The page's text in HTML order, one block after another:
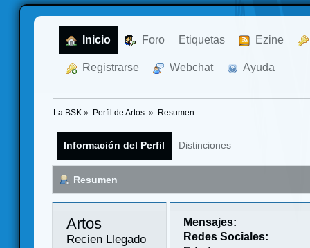
Inicio Foro Etiquetas Ezine
Registrarse Webchat Ayuda
La BSK » Perfil de Artos » Resumen
Información del Perfil Distinciones
Resumen
Artos
Recien Llegado
Mensajes:
Redes Sociales: